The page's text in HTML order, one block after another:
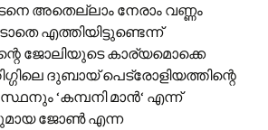
അതെല്ലാം നേരാം വണ്ണം
എത്തിയിട്ടുണ്ടെന്ന്
ജോലിയുടെ കാര്യമൊക്കെ
ദുബായ് പെട്രോളിയത്തിന്റെ
‘കമ്പനി മാന്‍‘ എന്ന്
ജോണ്‍ എന്ന